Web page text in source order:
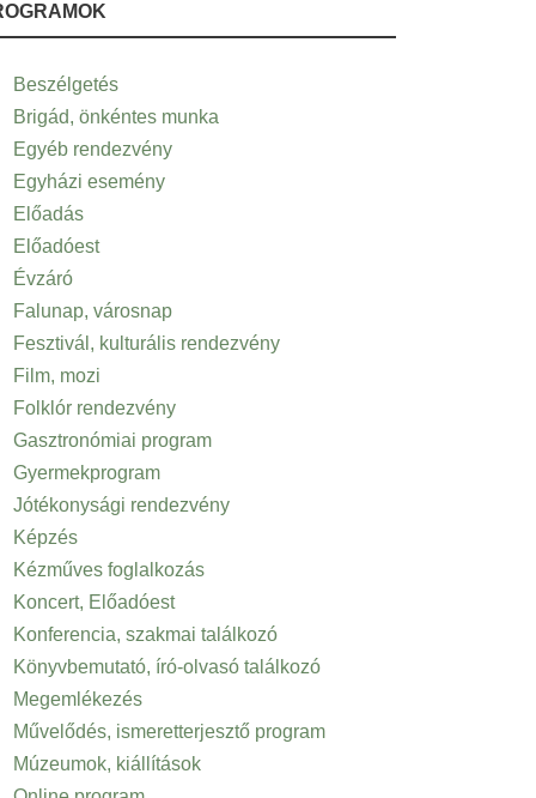
Beszélgetés
Brigád, önkéntes munka
Egyéb rendezvény
Egyházi esemény
Előadás
Előadóest
Évzáró
Falunap, városnap
Fesztivál, kulturális rendezvény
Film, mozi
Folklór rendezvény
Gasztronómiai program
Gyermekprogram
Jótékonysági rendezvény
Képzés
Kézműves foglalkozás
Koncert, Előadóest
Konferencia, szakmai találkozó
Könyvbemutató, író-olvasó találkozó
Megemlékezés
Művelődés, ismeretterjesztő program
Múzeumok, kiállítások